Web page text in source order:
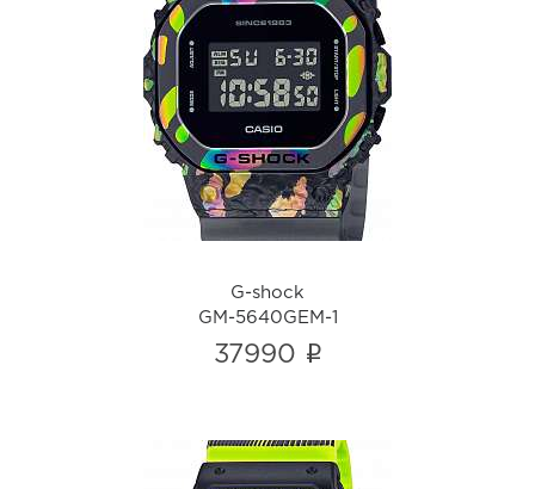
G-shock
GM-5640GEM-1
G-shock
GM-5640GEM-1
37990 i